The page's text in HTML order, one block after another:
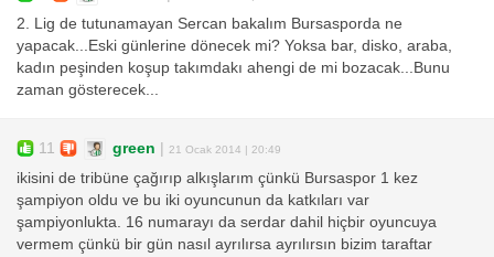
2. Lig de tutunamayan Sercan bakalım Bursasporda ne
yapacak...Eski günlerine dönecek mi? Yoksa bar, disko, araba,
kadın peşinden koşup takımdakı ahengi de mi bozacak...Bunu
zaman gösterecek...
11 green | 21 Ocak 2014 | 20:49
ikisini de tribüne çağırıp alkışlarım çünkü Bursaspor 1 kez
şampiyon oldu ve bu iki oyuncunun da katkıları var
şampiyonlukta. 16 numarayı da serdar dahil hiçbir oyuncuya
vermem çünkü bir gün nasıl ayrılırsa ayrılırsın bizim taraftar